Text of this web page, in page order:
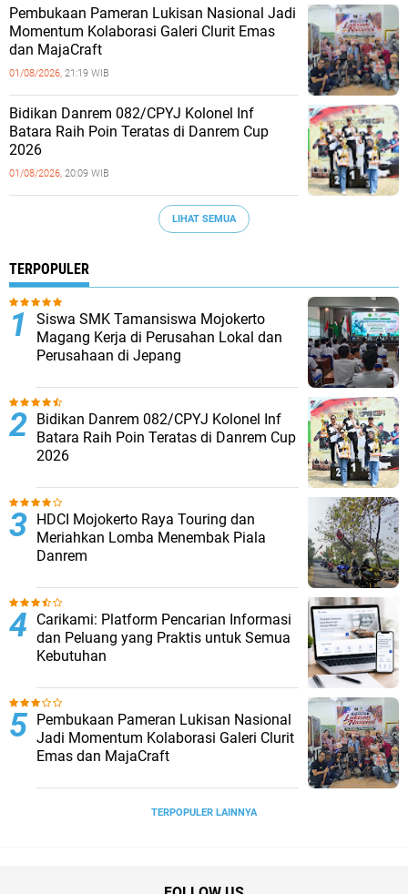
Pembukaan Pameran Lukisan Nasional Jadi
Momentum Kolaborasi Galeri Clurit Emas
dan MajaCraft
01/08/2026, 21:19 WIB
Bidikan Danrem 082/CPYJ Kolonel Inf
Batara Raih Poin Teratas di Danrem Cup
2026
01/08/2026, 20:09 WIB
LIHAT SEMUA
TERPOPULER
Siswa SMK Tamansiswa Mojokerto
Magang Kerja di Perusahan Lokal dan
Perusahaan di Jepang
Bidikan Danrem 082/CPYJ Kolonel Inf
Batara Raih Poin Teratas di Danrem Cup
2026
HDCI Mojokerto Raya Touring dan
Meriahkan Lomba Menembak Piala
Danrem
Carikami: Platform Pencarian Informasi
dan Peluang yang Praktis untuk Semua
Kebutuhan
Pembukaan Pameran Lukisan Nasional
Jadi Momentum Kolaborasi Galeri Clurit
Emas dan MajaCraft
TERPOPULER LAINNYA